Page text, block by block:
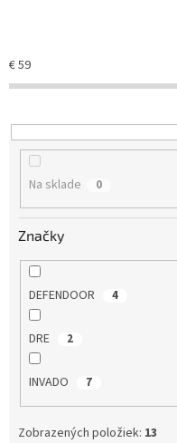
e
p
r
d
€59
Na sklade 0
Značky
DEFENDOOR 4
DRE 2
INVADO 7
Zobrazených položiek: 13